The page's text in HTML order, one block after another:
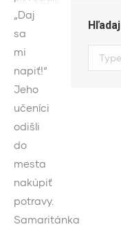
„Daj
sa
mi
napiť!“
Jeho
učeníci
odišli
do
mesta
nakúpiť
potravy.
Samaritánka
Hľadaj
Search: